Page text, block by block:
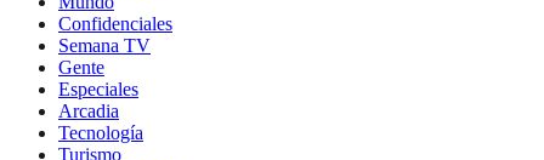
Confidenciales
Semana TV
Gente
Especiales
Arcadia
Tecnología
Turismo